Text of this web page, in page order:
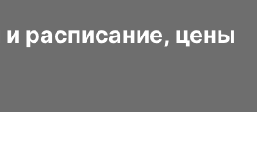
и расписание, цены